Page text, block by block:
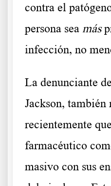
contra el
persona sea más
infección, no
La denunciante
Jackson, también
recientemente
farmacéutico
masivo con sus